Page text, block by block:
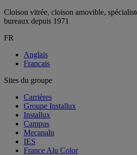
Cloison vitrée, cloison amovible,
bureaux depuis 1971
FR
Anglais
Français
Sites du groupe
Carrières
Groupe Installux
Installux
Campus
Mecanalu
IES
France Alu Color